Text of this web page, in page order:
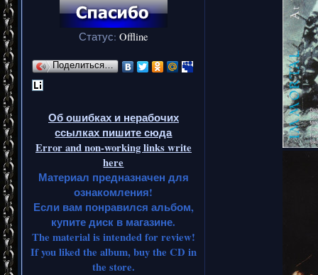
Статус: Offline
Поделиться…
Об ошибках и нерабочих
ссылках пишите сюда
Error and non-working links write
here
Материал предназначен для
ознакомления!
Если вам понравился альбом,
купите диск в магазине.
The material is intended for review!
If you liked the album, buy the CD in
the store.